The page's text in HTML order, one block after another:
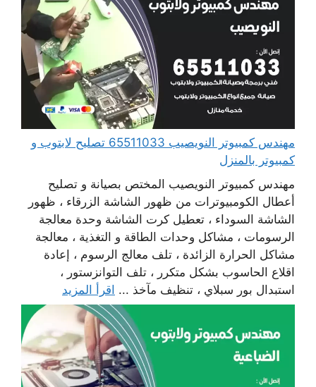
مهندس كمبيوتر النويصيب 65511033 تصليح لابتوب و
كمبيوتر بالمنزل
مهندس كمبيوتر النويصيب المختص بصيانة و تصليح
أعطال الكومبيوترات من ظهور الشاشة الزرقاء ، ظهور
الشاشة السوداء ، تعطيل كرت الشاشة وحدة معالجة
الرسومات ، مشاكل وحدات الطاقة و التغذية ، معالجة
مشاكل الحرارة الزائدة ، تلف معالج الرسوم ، إعادة
اقلاع الحاسوب بشكل متكرر ، تلف التوانزستور ،
استبدال بور سبلاي ، تنظيف مآخذ ... اقرأ المزيد